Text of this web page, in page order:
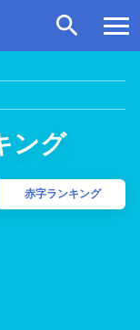
ング
赤字ランキング